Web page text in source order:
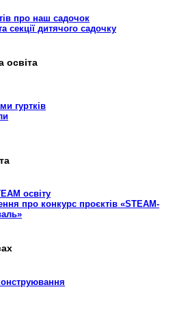
про наш садочок
секції дитячого садочку
освіта
гуртків
освіту
про конкурс проєктів «STEAM-